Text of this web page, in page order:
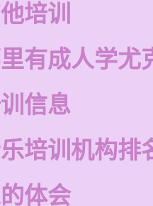
培训
有成人学尤
信息
培训机构排
体会